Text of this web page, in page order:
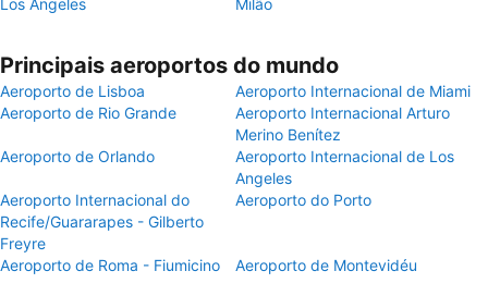
Los Angeles
Milão
Principais aeroportos do mundo
Aeroporto de Lisboa
Aeroporto Internacional de Miami
Aeroporto de Rio Grande
Aeroporto Internacional Arturo
Merino Benítez
Aeroporto de Orlando
Aeroporto Internacional de Los
Angeles
Aeroporto Internacional do
Recife/Guararapes - Gilberto
Freyre
Aeroporto do Porto
Aeroporto de Roma - Fiumicino Aeroporto de Montevidéu